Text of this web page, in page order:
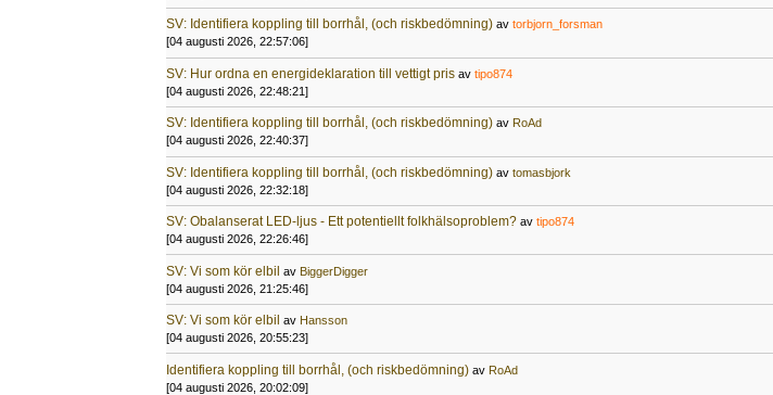
SV: Identifiera koppling till borrhål, (och riskbedömning) av torbjorn_forsman
[04 augusti 2026, 22:57:06]
SV: Hur ordna en energideklaration till vettigt pris av tipo874
[04 augusti 2026, 22:48:21]
SV: Identifiera koppling till borrhål, (och riskbedömning) av RoAd
[04 augusti 2026, 22:40:37]
SV: Identifiera koppling till borrhål, (och riskbedömning) av tomasbjork
[04 augusti 2026, 22:32:18]
SV: Obalanserat LED-ljus - Ett potentiellt folkhälsoproblem? av tipo874
[04 augusti 2026, 22:26:46]
SV: Vi som kör elbil av BiggerDigger
[04 augusti 2026, 21:25:46]
SV: Vi som kör elbil av Hansson
[04 augusti 2026, 20:55:23]
Identifiera koppling till borrhål, (och riskbedömning) av RoAd
[04 augusti 2026, 20:02:09]